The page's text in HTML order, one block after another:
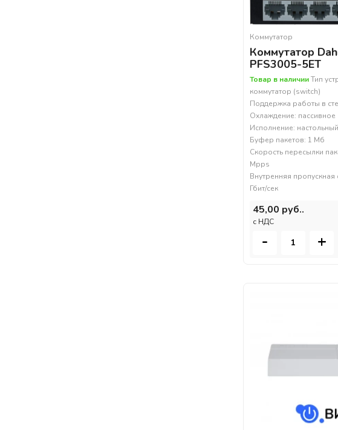
Коммутатор
Коммутатор
PFS3005-5ET
Товар в наличииТип
коммутатор (switch)
Поддержка работы в
Охлаждение: пассивное
Исполнение: настольный
Буфер пакетов: 1 Мб
Скорость пересылки
Mpps
Внутренняя пропускная
Гбит/сек
45,00 руб..
c НДС
- +